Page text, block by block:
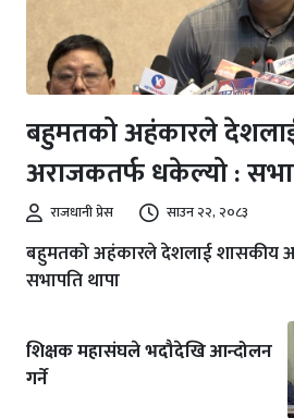
बहुमतको अहंकारले
अराजकतर्फ धकेल्यो :
राजधानी प्रेस साउन २२, २०८३
बहुमतको अहंकारले देशलाई शासकीय
सभापति थापा
शिक्षक महासंघले भदौदेखि आन्दोलन
गर्ने